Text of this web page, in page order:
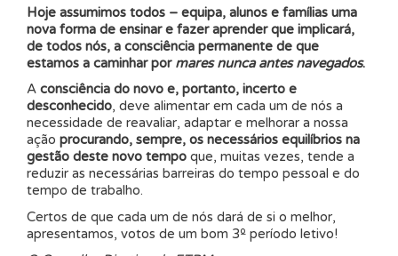
Hoje assumimos todos – equipa, alunos e famílias uma
nova forma de ensinar e fazer aprender que implicará,
de todos nós, a consciência permanente de que
estamos a caminhar por mares nunca antes navegados.
A consciência do novo e, portanto, incerto e
desconhecido, deve alimentar em cada um de nós a
necessidade de reavaliar, adaptar e melhorar a nossa
ação procurando, sempre, os necessários equilíbrios na
gestão deste novo tempo que, muitas vezes, tende a
reduzir as necessárias barreiras do tempo pessoal e do
tempo de trabalho.
Certos de que cada um de nós dará de si o melhor,
apresentamos, votos de um bom 3º período letivo!